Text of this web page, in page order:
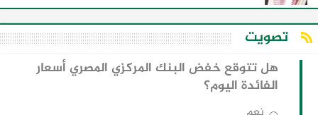
تصويت
هل تتوقع خفض البنك المركزي المصري أسعار
الفائدة اليوم؟